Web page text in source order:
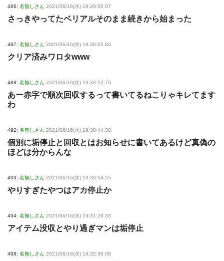
486: 名無しさん 2021/06/16(水) 19:29:50.97
さっきやってたベリアルそのまま続きから始まった
487: 名無しさん 2021/06/16(水) 19:30:05.80
クリア済みワロタwww
488: 名無しさん 2021/06/16(水) 19:30:12.79
あー赤字で順次回収するって書いてるねこりゃキレてます
わ
492: 名無しさん 2021/06/16(水) 19:30:44.30
個別に垢停止と回収とはお知らせに書いてあるけど真偽の
ほどは分からんな
493: 名無しさん 2021/06/16(水) 19:30:54.55
やりすぎたやつはアカ停止か
494: 名無しさん 2021/06/16(水) 19:31:29.33
アイテム没収とやり過ぎマンは垢停止
498: 名無しさん 2021/06/16(水) 19:32:36.08